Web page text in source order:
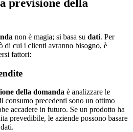
previsione della
non è magia; si basa su dati. Per
di cui i clienti avranno bisogno, è
fattori:
della domanda è analizzare le
consumo precedenti sono un ottimo
accadere in futuro. Se un prodotto ha
prevedibile, le aziende possono basare